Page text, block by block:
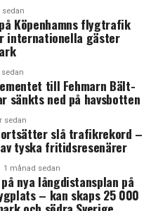
som kläder och skor,
unikt för Malmö.
kommunerna i Skåne,
försäljningen i
Sundin tycker sig dock se
grund av alla de
dels på grund av alla de
sedan
Köpenhamns flygtrafik
internationella gäster
till Fehmarn Bält-
sänkts ned på havsbotten
sedan
slå trafikrekord –
tyska fritidsresenärer
1 månad sedan
nya långdistansplan på
– kan skaps 25 000